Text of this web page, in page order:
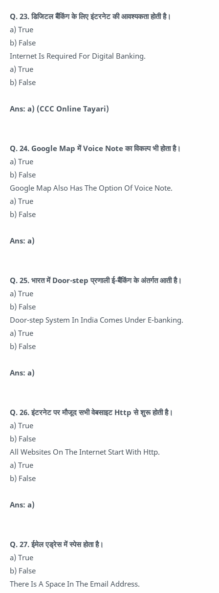
Q. 23.डिजिटल बैंकिंग के लिए इंटरनेट की आवश्यकता होती है।
a) True
b) False
Internet Is Required For Digital Banking.
a) True
b) False
Ans: a) (CCC Online Tayari)
Q. 24. Google Map में Voice Note का विकल्प भी होता है।
a) True
b) False
Google Map Also Has The Option Of Voice Note.
a) True
b) False
Ans: a)
Q. 25. भारत में Door-step प्रणाली ई-बैंकिंग के अंतर्गत आती है।
a) True
b) False
Door-step System In India Comes Under E-banking.
a) True
b) False
Ans: a)
Q. 26.इंटरनेट पर मौजूद सभी वेबसाइट Http से शुरू होती है।
a) True
b) False
All Websites On The Internet Start With Http.
a) True
b) False
Ans: a)
Q. 27.ईमेल एड्रेस में स्पेस होता है।
a) True
b) False
There Is A Space In The Email Address.